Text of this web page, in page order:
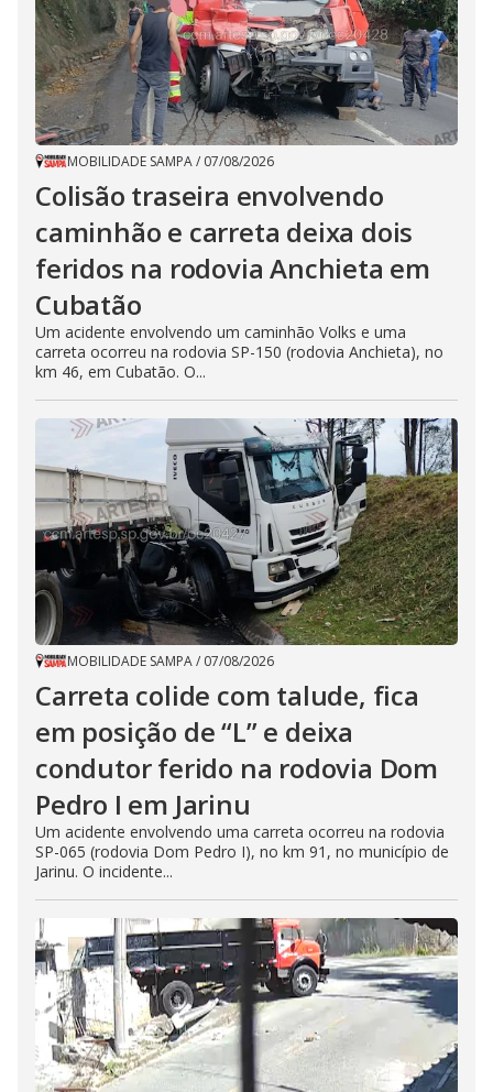
MOBILIDADE SAMPA/ 07/08/2026
Colisão traseira envolvendo
caminhão e carreta deixa dois
feridos na rodovia Anchieta em
Cubatão
Um acidente envolvendo um caminhão Volks e uma
carreta ocorreu na rodovia SP-150 (rodovia Anchieta), no
km 46, em Cubatão. O...
MOBILIDADE SAMPA/ 07/08/2026
Carreta colide com talude, fica
em posição de “L” e deixa
condutor ferido na rodovia Dom
Pedro I em Jarinu
Um acidente envolvendo uma carreta ocorreu na rodovia
SP-065 (rodovia Dom Pedro I), no km 91, no município de
Jarinu. O incidente...